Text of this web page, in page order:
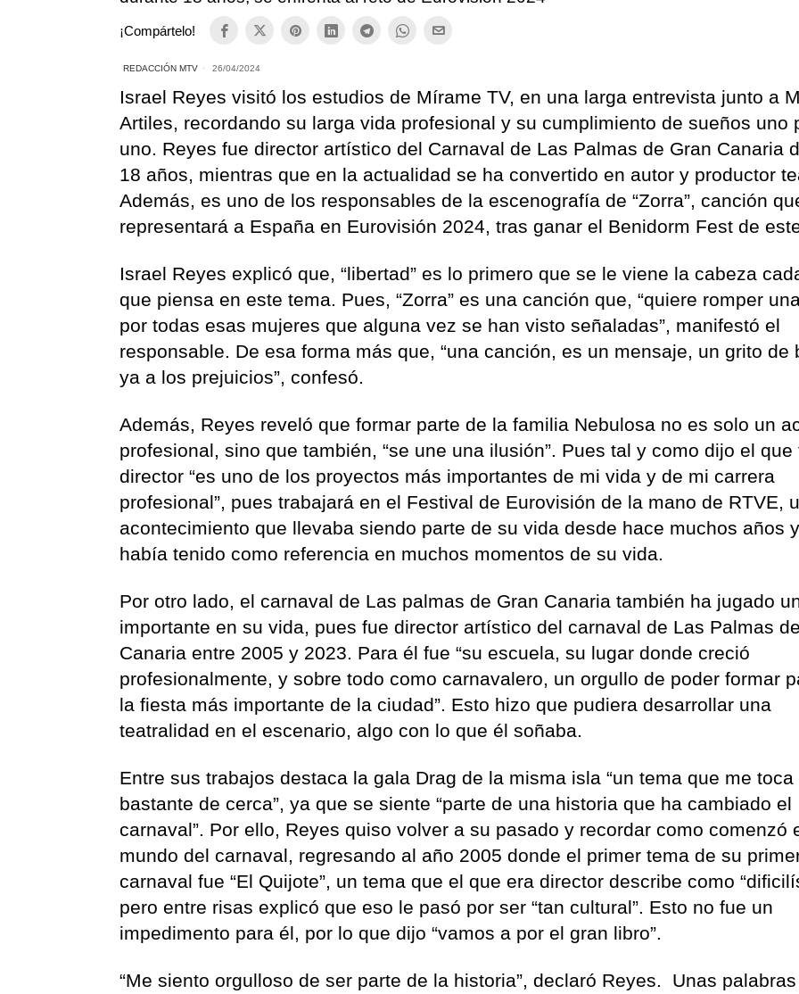
¡Compártelo!
REDACCIÓN MTV 26/04/2024
Israel Reyes visitó los estudios de Mírame TV, en una larga entrevista junto a
Artiles, recordando su larga vida profesional y su cumplimiento de sueños uno
uno. Reyes fue director artístico del Carnaval de Las Palmas de Gran Canaria
18 años, mientras que en la actualidad se ha convertido en autor y productor
Además, es uno de los responsables de la escenografía de “Zorra”, canción
representará a España en Eurovisión 2024, tras ganar el Benidorm Fest de
Israel Reyes explicó que, “libertad” es lo primero que se le viene la cabeza
que piensa en este tema. Pues, “Zorra” es una canción que, “quiere romper
por todas esas mujeres que alguna vez se han visto señaladas”, manifestó el
responsable. De esa forma más que, “una canción, es un mensaje, un grito de
ya a los prejuicios”, confesó.
Además, Reyes reveló que formar parte de la familia Nebulosa no es solo un
profesional, sino que también, “se une una ilusión”. Pues tal y como dijo el que
director “es uno de los proyectos más importantes de mi vida y de mi carrera
profesional”, pues trabajará en el Festival de Eurovisión de la mano de RTVE,
acontecimiento que llevaba siendo parte de su vida desde hace muchos años
había tenido como referencia en muchos momentos de su vida.
Por otro lado, el carnaval de Las palmas de Gran Canaria también ha jugado
importante en su vida, pues fue director artístico del carnaval de Las Palmas
Canaria entre 2005 y 2023. Para él fue “su escuela, su lugar donde creció
profesionalmente, y sobre todo como carnavalero, un orgullo de poder formar
la fiesta más importante de la ciudad”. Esto hizo que pudiera desarrollar una
teatralidad en el escenario, algo con lo que él soñaba.
Entre sus trabajos destaca la gala Drag de la misma isla “un tema que me toca
bastante de cerca”, ya que se siente “parte de una historia que ha cambiado el
carnaval”. Por ello, Reyes quiso volver a su pasado y recordar como comenzó
mundo del carnaval, regresando al año 2005 donde el primer tema de su
carnaval fue “El Quijote”, un tema que el que era director describe como
pero entre risas explicó que eso le pasó por ser “tan cultural”. Esto no fue un
impedimento para él, por lo que dijo “vamos a por el gran libro”.
“Me siento orgulloso de ser parte de la historia”, declaró Reyes. Unas